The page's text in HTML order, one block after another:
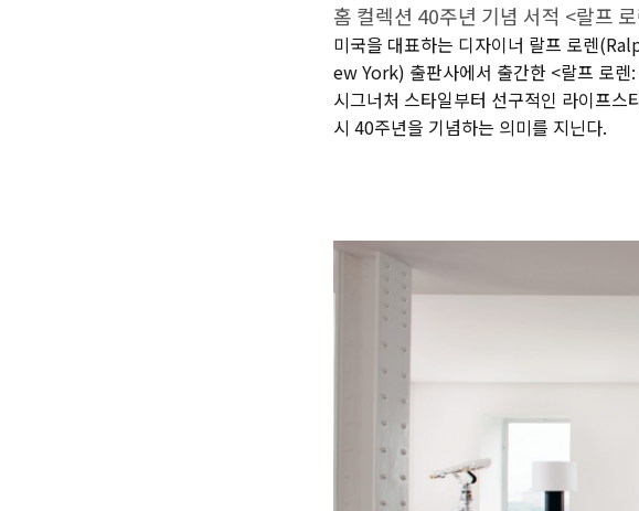
홈 컬렉션 40주년 기념 서적 <랄프
미국을 대표하는 디자이너 랄프 로렌
ew York) 출판사에서 출간한 <랄프 로
시그너처 스타일부터 선구적인 라이프
시 40주년을 기념하는 의미를 지닌다.